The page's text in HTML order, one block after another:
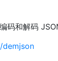
和解码